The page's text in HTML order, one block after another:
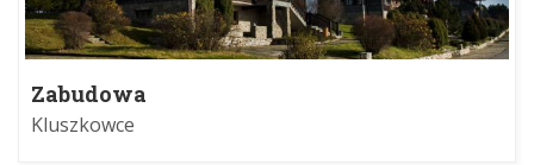
Zabudowa
Kluszkowce